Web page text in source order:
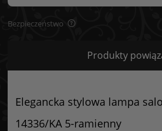
Bezpieczeństwo
Certyfikaty i ostrzeżenie
Produkty
Elegancka stylowa lampa
14336/KA 5-ramienny